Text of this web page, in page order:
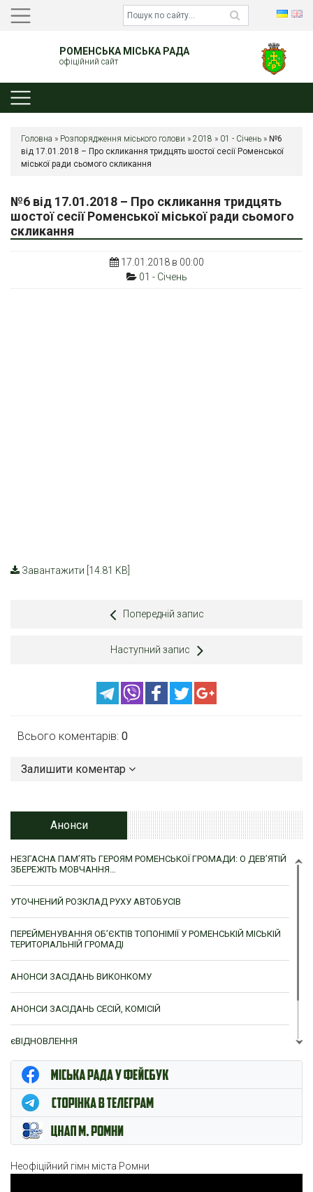
РОМЕНСЬКА МІСЬКА РАДА
офіційний сайт
Головна » Розпорядження міського голови » 2018 » 01 - Січень » №6
від 17.01.2018 – Про скликання тридцять шостої сесії Роменської
міської ради сьомого скликання
№6 від 17.01.2018 – Про скликання тридцять
шостої сесії Роменської міської ради сьомого
скликання
17.01.2018 в 00:00
01 - Січень
Завантажити [14.81 KB]
Попередній запис
Наступний запис
Всього коментарів: 0
Залишити коментар
Анонси
НЕЗГАСНА ПАМ’ЯТЬ ГЕРОЯМ РОМЕНСЬКОЇ ГРОМАДИ: О ДЕВ’ЯТІЙ
ЗБЕРЕЖІТЬ МОВЧАННЯ…
УТОЧНЕНИЙ РОЗКЛАД РУХУ АВТОБУСІВ
ПЕРЕЙМЕНУВАННЯ ОБ’ЄКТІВ ТОПОНІМІЇ У РОМЕНСЬКІЙ МІСЬКІЙ
ТЕРИТОРІАЛЬНІЙ ГРОМАДІ
АНОНСИ ЗАСІДАНЬ ВИКОНКОМУ
АНОНСИ ЗАСІДАНЬ СЕСІЙ, КОМІСІЙ
єВІДНОВЛЕННЯ
ЦНАП м. Ромни
Неофіційний гімн міста Ромни